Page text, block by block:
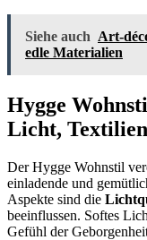
Siehe auch Art-
edle Materialien
Hygge
Licht,
Der Hygge Wohnstil
einladende und
Aspekte sind die
beeinflussen. Softes
Gefühl der